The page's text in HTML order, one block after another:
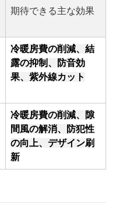
期待できる主な効果
冷暖房費の削減、結
露の抑制、防音効
果、紫外線カット
冷暖房費の削減、隙
間風の解消、防犯性
の向上、デザイン刷
新